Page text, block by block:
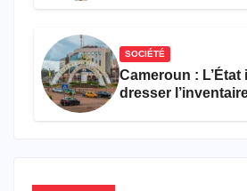
SOCIÉTÉ
Cameroun :
dresser